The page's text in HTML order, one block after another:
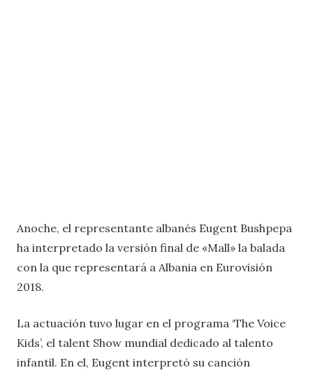
Anoche, el representante albanés Eugent Bushpepa
ha interpretado la versión final de «Mall» la balada
con la que representará a Albania en Eurovisión
2018.
La actuación tuvo lugar en el programa ‘The Voice
Kids’, el talent Show mundial dedicado al talento
infantil. En el, Eugent interpretó su canción